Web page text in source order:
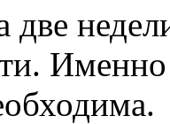
две
Именно